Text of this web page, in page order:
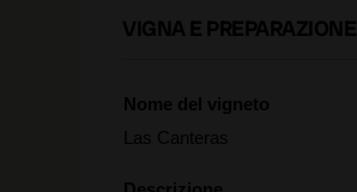
VIGNA E PREPARAZIONE
Nome del vigneto
Las Canteras